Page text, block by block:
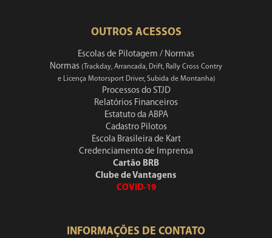
OUTROS ACESSOS
Escolas de Pilotagem / Normas
Normas (Trackday, Arrancada, Drift, Rally Cross Contry
e Licença Motorsport Driver, Subida de Montanha)
Processos do STJD
Relatórios Financeiros
Estatuto da ABPA
Cadastro Pilotos
Escola Brasileira de Kart
Credenciamento de Imprensa
Cartão BRB
Clube de Vantagens
COVID-19
INFORMAÇÕES DE CONTATO